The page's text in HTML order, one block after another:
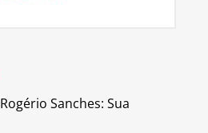
Sanches: Sua